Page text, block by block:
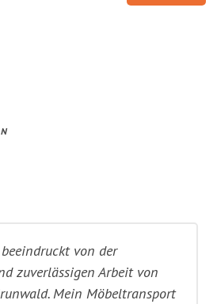
von der
zuverlässigen Arbeit von
Mein Möbeltransport